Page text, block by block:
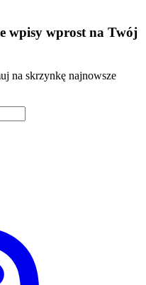
wpisy wprost na Twój
na skrzynkę najnowsze